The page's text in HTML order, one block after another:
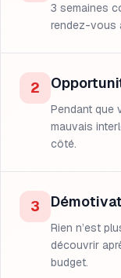
3 semaines
rendez-vous
2
Pendant que
mauvais
côté.
3
Rien n’est
découvrir
budget.